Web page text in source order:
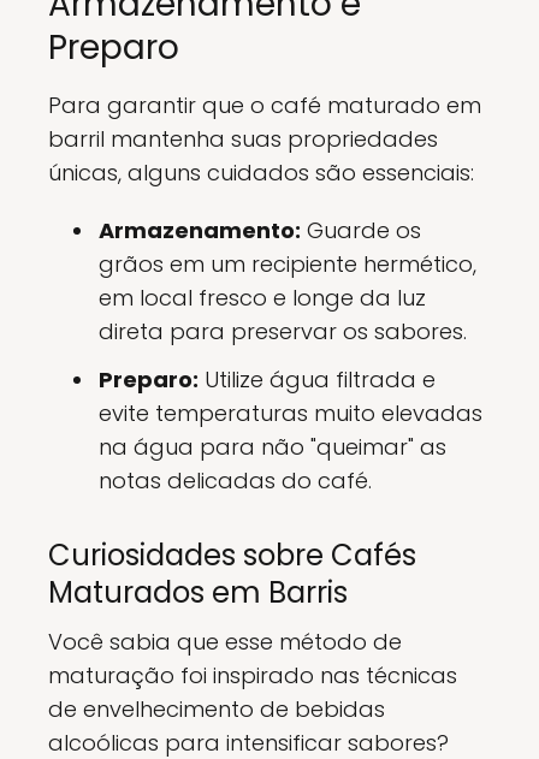
Preparo
Para garantir que o café maturado em
barril mantenha suas propriedades
únicas, alguns cuidados são essenciais:
Armazenamento: Guarde os
grãos em um recipiente hermético,
em local fresco e longe da luz
direta para preservar os sabores.
Preparo: Utilize água filtrada e
evite temperaturas muito elevadas
na água para não "queimar" as
notas delicadas do café.
Curiosidades sobre Cafés
Maturados em Barris
Você sabia que esse método de
maturação foi inspirado nas técnicas
de envelhecimento de bebidas
alcoólicas para intensificar sabores?